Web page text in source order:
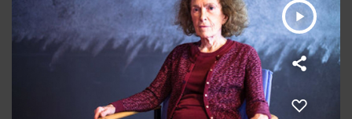
play_arrow